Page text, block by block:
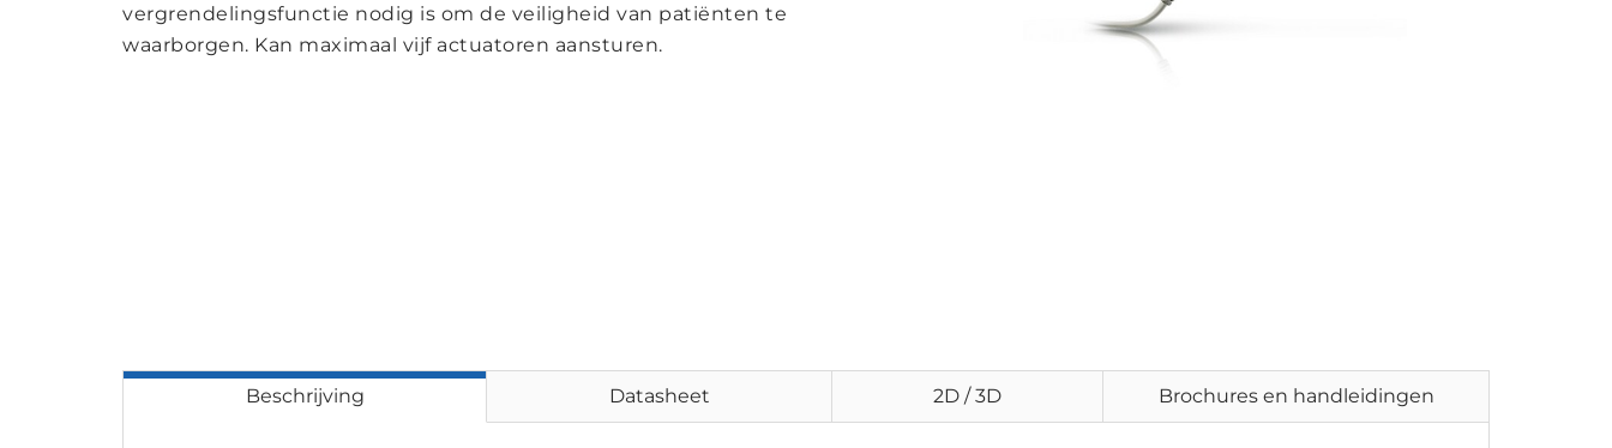
vergrendelingsfunctie nodig is om de veiligheid van patiënten te
waarborgen. Kan maximaal vijf actuatoren aansturen.
Beschrijving Datasheet 2D / 3D Brochures en handleidingen